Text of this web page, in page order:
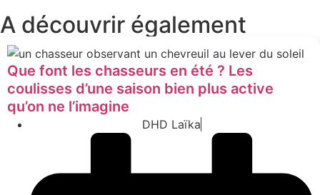
A découvrir également
Que font les chasseurs en été ? Les
coulisses d’une saison bien plus active
qu’on ne l’imagine
DHD Laïka